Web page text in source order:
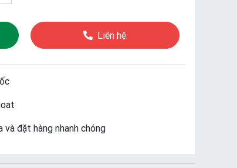
Liên hệ
và đặt hàng nhanh chóng